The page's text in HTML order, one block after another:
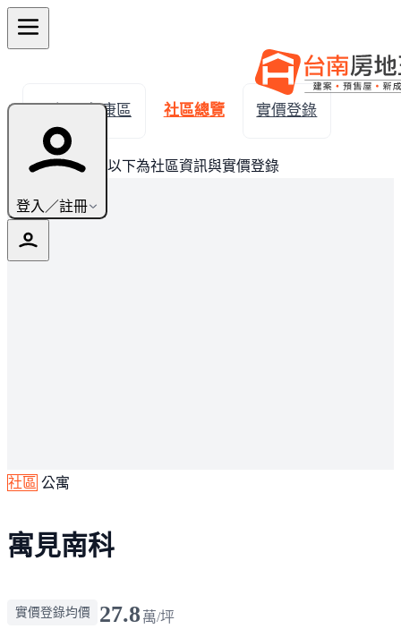
登入／註冊
← 返回永康區 社區總覽 實價登錄
此建案已完銷，以下為社區資訊與實價登錄
社區 公寓
寓見南科
實價登錄均價 27.8 萬/坪